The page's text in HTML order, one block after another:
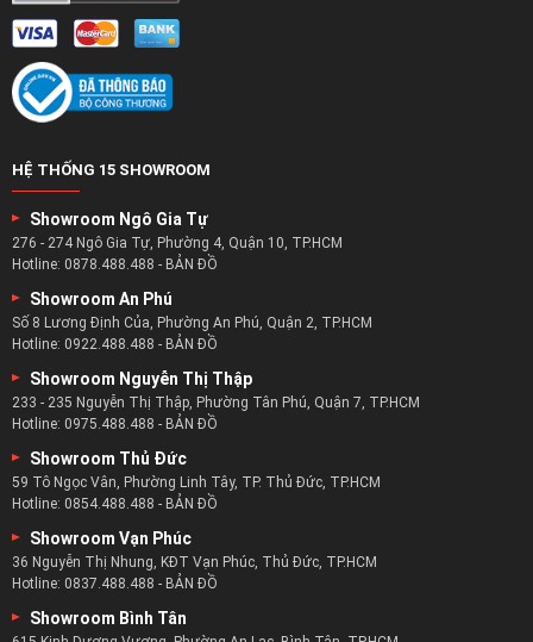
Cùng với những hình thức thanh toán đa dạng để tạo sự
thoải mái cho khách hàng khi chọn
zSofa.
Xem thêm các danh mục khác:
Xem Ngay:Mẫu Sofa Vải Nỉ ( Vải Nhung – Vải Bố)
Xem Ngay:
Mẫu Sofa Đơn
Xem Ngay:Mẫu Ghế Sofa Cổ Điển
Bàn ghế ăn trên thị trường:
nói vui vẻ. Cuộc trò chuyện thường xoay quanh thức ăn, tin
tức trong ngày và các sự kiện sắp diễn ra. Đây thường là
những khoảnh khắc mà bạn cảm thấy gắn kết nhất gia đình
mình. Không chỉ vì họ đang chia sẻ suy nghĩ với bạn mà còn
vì họ đang ngồi đối diện nhau – đó là một trải nghiệm thân
mật.
HỆ THỐNG 15 SHOWROOM
Showroom Ngô Gia Tự
276 - 274 Ngô Gia Tự, Phường 4, Quận 10, TP.HCM
Hotline: 0878.488.488 - BẢN ĐỒ
Showroom An Phú
Số 8 Lương Định Của, Phường An Phú, Quận 2, TP.HCM
Hotline: 0922.488.488 - BẢN ĐỒ
Showroom Nguyễn Thị Thập
233 - 235 Nguyễn Thị Thập, Phường Tân Phú, Quận 7, TP.HCM
Hotline: 0975.488.488 - BẢN ĐỒ
Showroom Thủ Đức
59 Tô Ngọc Vân, Phường Linh Tây, TP. Thủ Đức, TP.HCM
Hotline: 0854.488.488 - BẢN ĐỒ
Showroom Vạn Phúc
36 Nguyễn Thị Nhung, KĐT Vạn Phúc, Thủ Đức, TP.HCM
Hotline: 0837.488.488 - BẢN ĐỒ
Showroom Bình Tân